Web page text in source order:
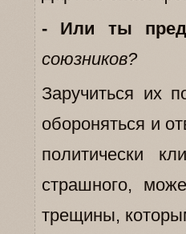
- Или ты
союзников?
Заручиться их
обороняться и
политически
страшного,
трещины,